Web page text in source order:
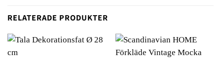
RELATERADE PRODUKTER